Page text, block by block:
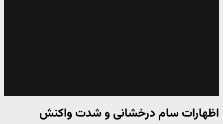
اظهارات سام درخشانی و شدت واکنش